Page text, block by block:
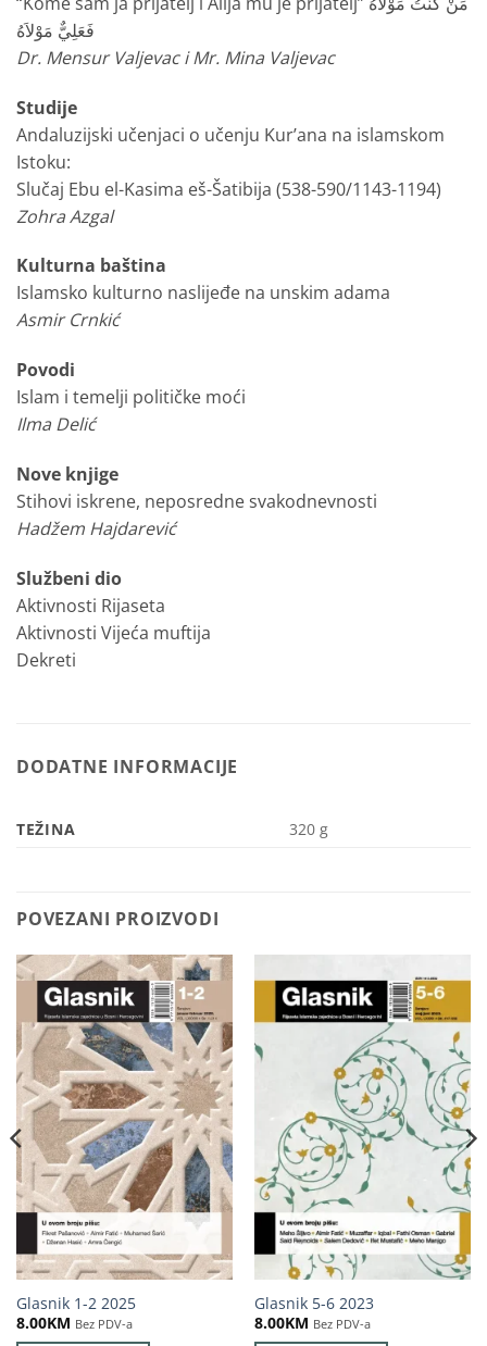
فَعَلِيٌّ مَوْلاَهُ
Dr. Mensur Valjevac i Mr. Mina Valjevac
Studije
Andaluzijski učenjaci o učenju Kur’ana na islamskom
Istoku:
Slučaj Ebu el-Kasima eš-Šatibija (538-590/1143-1194)
Zohra Azgal
Kulturna baština
Islamsko kulturno naslijeđe na unskim adama
Asmir Crnkić
Povodi
Islam i temelji političke moći
Ilma Delić
Nove knjige
Stihovi iskrene, neposredne svakodnevnosti
Hadžem Hajdarević
Službeni dio
Aktivnosti Rijaseta
Aktivnosti Vijeća muftija
Dekreti
DODATNE INFORMACIJE
TEŽINA 320 g
POVEZANI PROIZVODI
Glasnik 1-2 2025
8.00KM Bez PDV-a
Glasnik 5-6 2023
8.00KM Bez PDV-a